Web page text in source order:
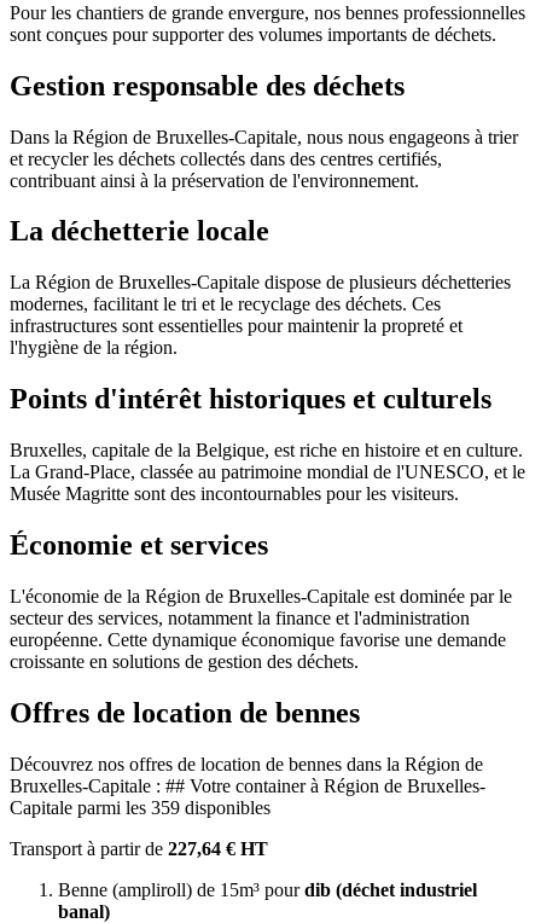
Pour les chantiers de grande envergure, nos bennes professionnelles
sont conçues pour supporter des volumes importants de déchets.
Gestion responsable des déchets
Dans la Région de Bruxelles-Capitale, nous nous engageons à trier
et recycler les déchets collectés dans des centres certifiés,
contribuant ainsi à la préservation de l'environnement.
La déchetterie locale
La Région de Bruxelles-Capitale dispose de plusieurs déchetteries
modernes, facilitant le tri et le recyclage des déchets. Ces
infrastructures sont essentielles pour maintenir la propreté et
l'hygiène de la région.
Points d'intérêt historiques et culturels
Bruxelles, capitale de la Belgique, est riche en histoire et en culture.
La Grand-Place, classée au patrimoine mondial de l'UNESCO, et le
Musée Magritte sont des incontournables pour les visiteurs.
Économie et services
L'économie de la Région de Bruxelles-Capitale est dominée par le
secteur des services, notamment la finance et l'administration
européenne. Cette dynamique économique favorise une demande
croissante en solutions de gestion des déchets.
Offres de location de bennes
Découvrez nos offres de location de bennes dans la Région de
Bruxelles-Capitale : ## Votre container à Région de Bruxelles-
Capitale parmi les 359 disponibles
Transport à partir de 227,64 € HT
Benne (ampliroll) de 15m³ pourdib (déchet industriel
banal)